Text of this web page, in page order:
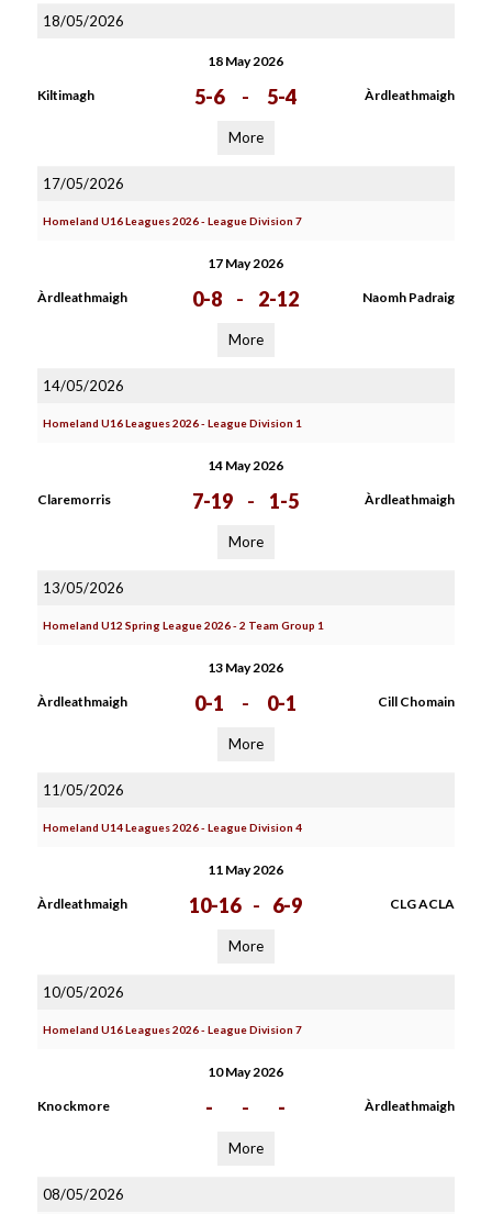
18/05/2026
18 May 2026
Kiltimagh 5-6 - 5-4 Àrdleathmaigh
More
17/05/2026
Homeland U16 Leagues 2026 - League Division 7
17 May 2026
Àrdleathmaigh 0-8 - 2-12 Naomh Padraig
More
14/05/2026
Homeland U16 Leagues 2026 - League Division 1
14 May 2026
Claremorris 7-19 - 1-5 Àrdleathmaigh
More
13/05/2026
Homeland U12 Spring League 2026 - 2 Team Group 1
13 May 2026
Àrdleathmaigh 0-1 - 0-1 Cill Chomain
More
11/05/2026
Homeland U14 Leagues 2026 - League Division 4
11 May 2026
Àrdleathmaigh 10-16 - 6-9 CLG ACLA
More
10/05/2026
Homeland U16 Leagues 2026 - League Division 7
10 May 2026
Knockmore - - - Àrdleathmaigh
More
08/05/2026